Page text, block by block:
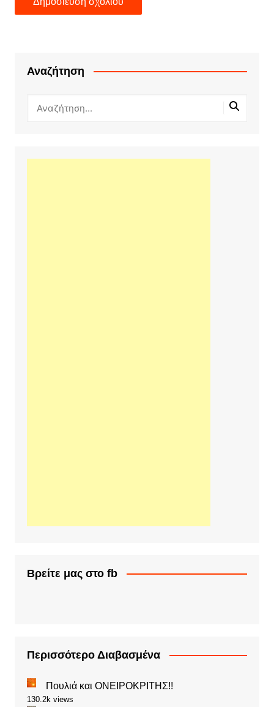
Αναζήτηση
Βρείτε μας στο fb
Περισσότερο Διαβασμένα
Πουλιά και ΟΝΕΙΡΟΚΡΙΤΗΣ!!
130.2k views